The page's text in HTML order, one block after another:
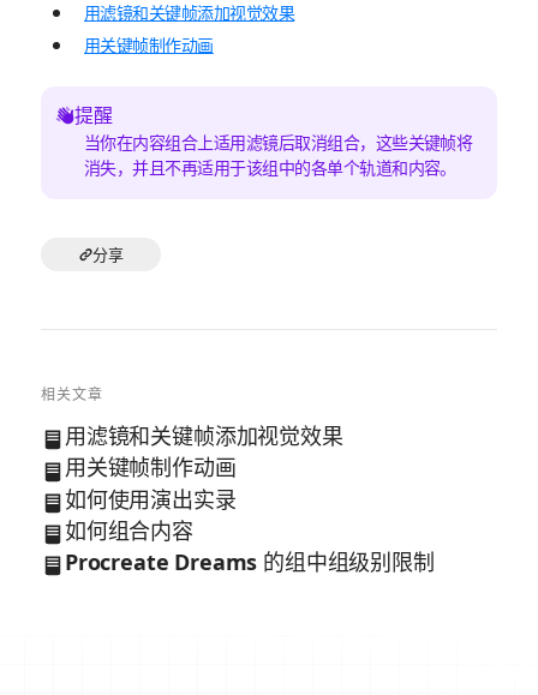
用滤镜和关键帧添加视觉效果
用关键帧制作动画
提醒
当你在内容组合上适用滤镜后取消组合，这些关键帧将
消失，并且不再适用于该组中的各单个轨道和内容。
分享
相关文章
用滤镜和关键帧添加视觉效果
用关键帧制作动画
如何使用演出实录
如何组合内容
Procreate Dreams 的组中组级别限制